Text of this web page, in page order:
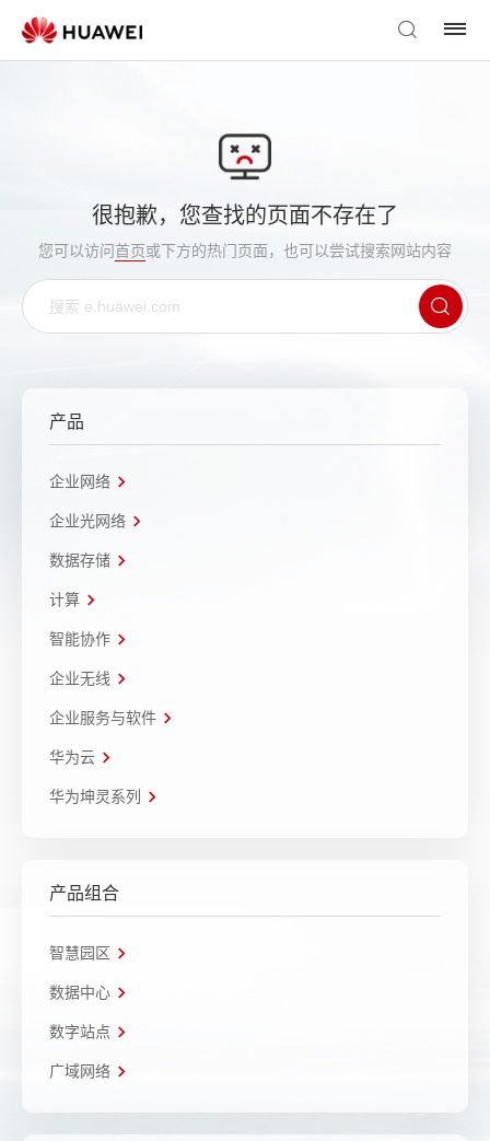
很抱歉，您查找的页面不存在了
您可以访问首页或下方的热门页面，也可以尝试搜索网站内容
产品
企业网络
企业光网络
数据存储
计算
智能协作
企业无线
企业服务与软件
华为云
华为坤灵系列
产品组合
智慧园区
数据中心
数字站点
广域网络